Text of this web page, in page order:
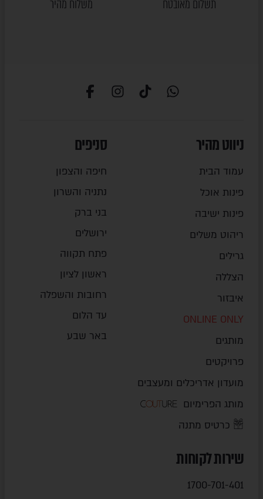
תשלום מאובטח משלוח מהיר
ניווט מהיר
עמוד הבית
פינות אוכל
פינות ישיבה
ריהוט משלים
גרילים
הצללה
איבזור
ONLINE ONLY
מותגים
פרויקטים
מועדון אדריכלים ומעצבים
מותג הפרימיום
כרטיס מתנה
סניפים
חיפה והצפון
נתניה והשרון
בני ברק
ירושלים
פתח תקווה
ראשון לציון
רחובות והשפלה
עד הלום
באר שבע
שירות לקוחות
1700-701-401